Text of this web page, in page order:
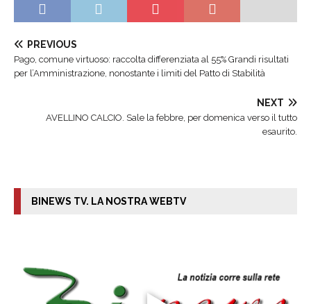
PREVIOUS
Pago, comune virtuoso: raccolta differenziata al 55% Grandi risultati
per l’Amministrazione, nonostante i limiti del Patto di Stabilità
NEXT
AVELLINO CALCIO. Sale la febbre, per domenica verso il tutto
esaurito.
BINEWS TV. LA NOSTRA WEBTV